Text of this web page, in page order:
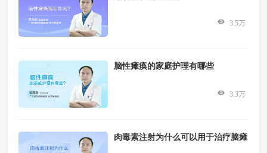
3.5万
脑性瘫痪的家庭护理有哪些
3.3万
肉毒素注射为什么可以用于治疗脑瘫